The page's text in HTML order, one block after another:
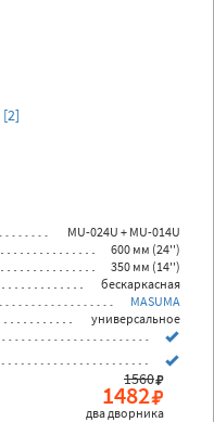
[2]
MU-024U + MU-014U
600 мм (24'')
350 мм (14'')
бескаркасная
MASUMA
универсальное
1560
1482
два дворника